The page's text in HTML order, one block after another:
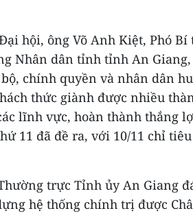
hội, ông Võ Anh Kiệt, Phó
Nhân dân tỉnh tỉnh An
chính quyền và nhân dân
thức giành được nhiều
lĩnh vực, hoàn thành thắng
11 đã đề ra, với 10/11 chỉ
trực Tỉnh ủy An Giang
hệ thống chính trị được